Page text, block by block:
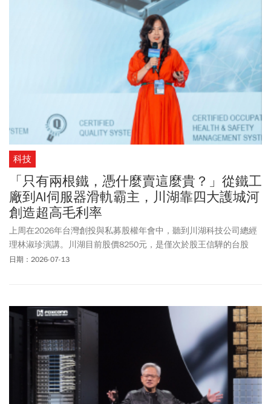
富邦維持1100元，凱基上修18%至1175元，也就是上檔還有5成空
科技
「只有兩根鐵，憑什麼賣這麼貴？」從鐵工
廠到AI伺服器滑軌霸主，川湖靠四大護城河
創造超高毛利率
上周在2026年台灣創投與私募股權年會中，聽到川湖科技公司總經
理林淑珍演講。川湖目前股價8250元，是僅次於股王信驊的台股
「股后」，林淑珍的演講，解答我心中多年來對川湖公司的疑惑，
日期：2026-07-13